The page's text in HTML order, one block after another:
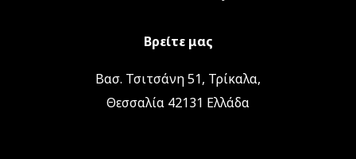
Βρείτε μας
Βασ. Τσιτσάνη 51, Τρίκαλα,
Θεσσαλία 42131 Ελλάδα